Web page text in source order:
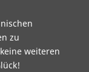
zu
weiteren